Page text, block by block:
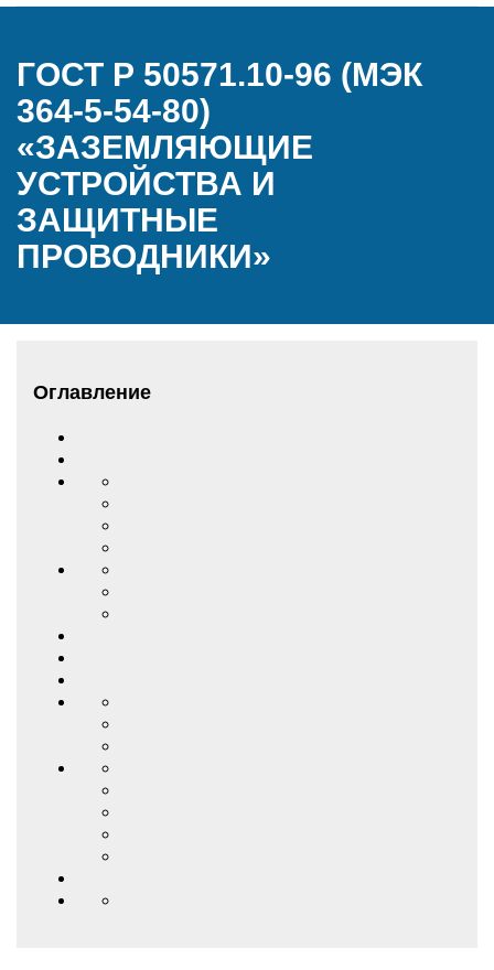
ГОСТ Р 50571.10-96 (МЭК
364-5-54-80)
«ЗАЗЕМЛЯЮЩИЕ
УСТРОЙСТВА И
ЗАЩИТНЫЕ
ПРОВОДНИКИ»
Оглавление